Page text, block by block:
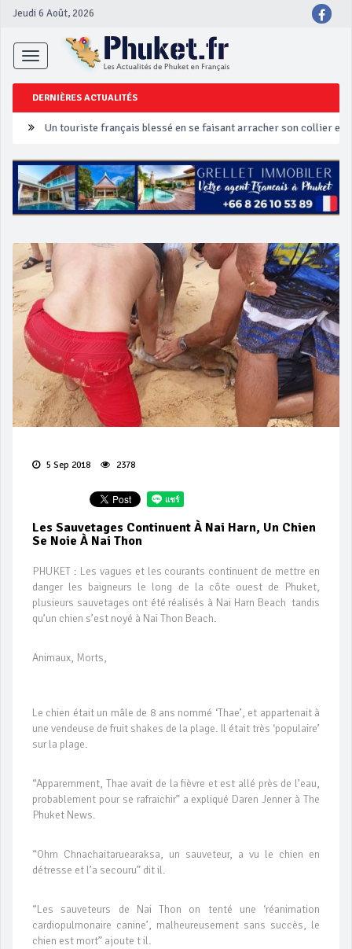
Jeudi 6 Août, 2026
Toggle
navigation
DERNIÈRES ACTUALITÉS
Un touriste français blessé en se faisant arracher son collier en
Phuket Peranakan Festival
‘Phuket Eye’ assurera la sécurité pendant Songkran
Campagne de sécurité routière ‘Seven Days of Danger’ de
5 Sep 2018 2378
Les Sauvetages Continuent À Nai Harn, Un Chien
Se Noie À Nai Thon
PHUKET : Les vagues et les courants continuent de mettre en
danger les baigneurs le long de la côte ouest de Phuket,
plusieurs sauvetages ont été réalisés à Nai Harn Beach tandis
qu’un chien s’est noyé à Nai Thon Beach.
Animaux, Morts,
Le chien était un mâle de 8 ans nommé ‘Thae’, et appartenait à
une vendeuse de fruit shakes de la plage. Il était très ‘populaire’
sur la plage.
“Apparemment, Thae avait de la fièvre et est allé près de l’eau,
probablement pour se rafraichir” a expliqué Daren Jenner à The
Phuket News.
“Ohm Chnachaitaruearaksa, un sauveteur, a vu le chien en
détresse et l’a secouru” dit il.
“Les sauveteurs de Nai Thon on tenté une ‘réanimation
cardiopulmonaire canine’, malheureusement sans succès, le
chien est mort” ajoute t il.